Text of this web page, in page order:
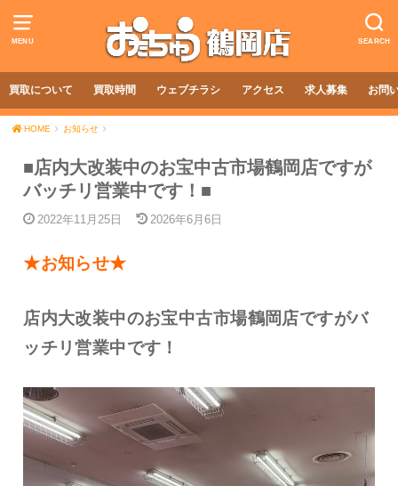
MENU SEARCH
買取について 買取時間 ウェブチラシ アクセス 求人募集 お問
HOME お知らせ
■店内大改装中のお宝中古市場鶴岡店ですが
バッチリ営業中です！■
2022年11月25日 2026年6月6日
★お知らせ★
店内大改装中のお宝中古市場鶴岡店ですがバ
ッチリ営業中です！